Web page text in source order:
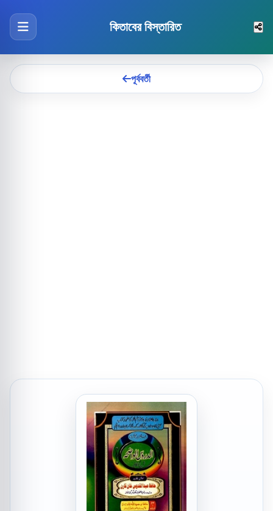
কিতাবের বিস্তারিত
পূর্ববর্তী